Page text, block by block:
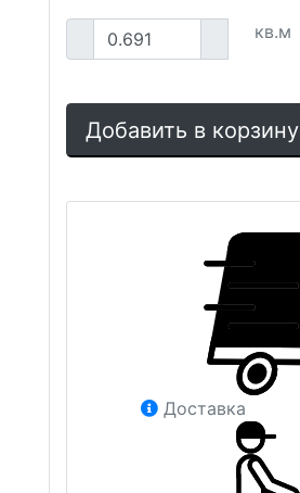
кв.м
Добавить в корзину
Доставка